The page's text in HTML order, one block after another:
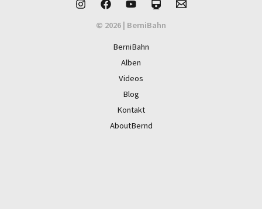
© 2026 | BerniBahn
BerniBahn
Alben
Videos
Blog
Kontakt
AboutBernd